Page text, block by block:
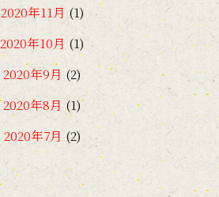
2020年11月 (1)
2020年10月 (1)
2020年9月 (2)
2020年8月 (1)
2020年7月(2)
2020年6月
(2)